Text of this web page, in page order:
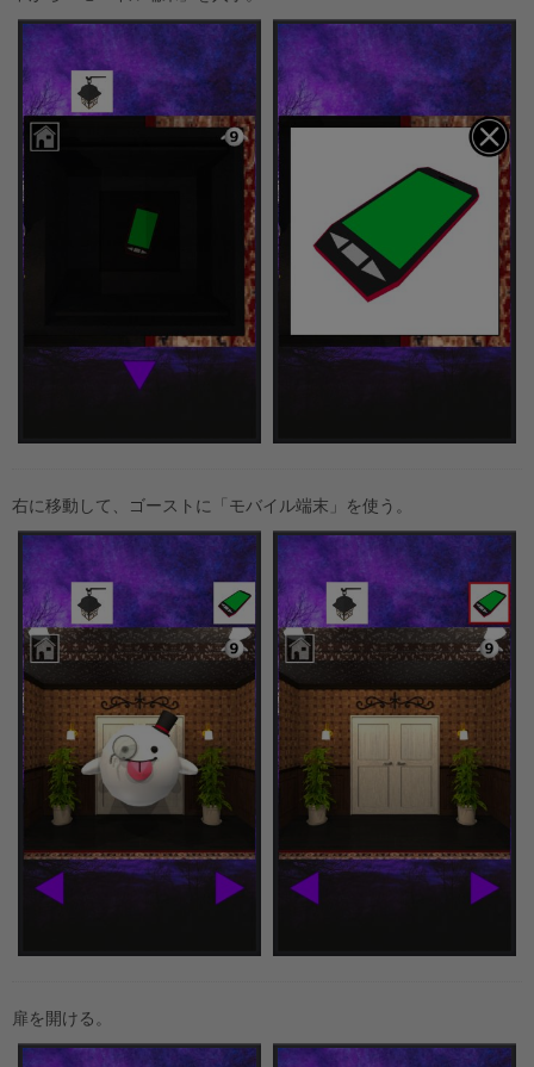
右に移動して、ゴーストに「モバイル端末」を使う。
扉を開ける。